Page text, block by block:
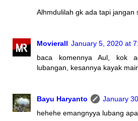
Alhmdulilah gk ada tapi jangan
Movierall January 5, 2020 at
baca komennya Aul, kok
lubangan, kesannya kayak
Bayu Haryanto
January
hehehe emangnyya lubang